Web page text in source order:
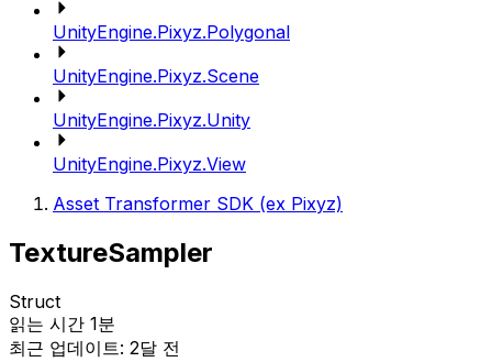
UnityEngine.Pixyz.Polygonal
UnityEngine.Pixyz.Scene
UnityEngine.Pixyz.Unity
UnityEngine.Pixyz.View
Asset Transformer SDK (ex Pixyz)
TextureSampler
Struct
읽는 시간 1분
최근 업데이트: 2달 전